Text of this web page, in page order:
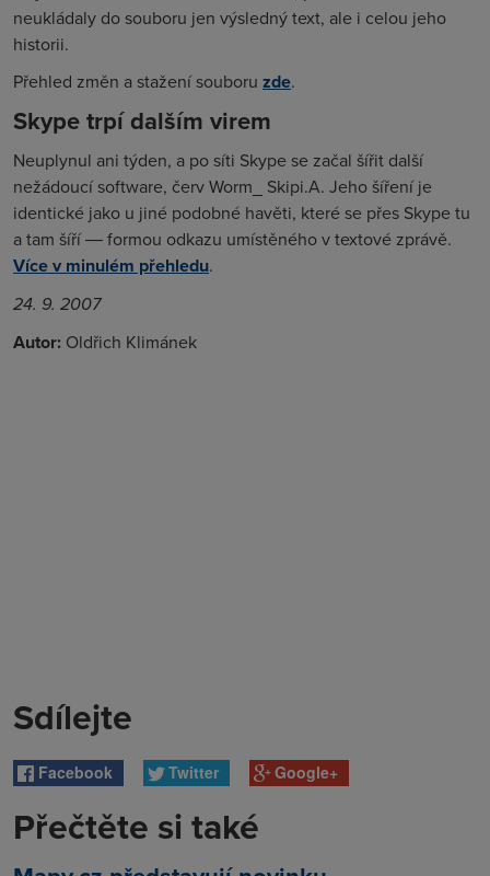
neukládaly do souboru jen výsledný text, ale i celou jeho
historii.
Přehled změn a stažení souboru zde.
Skype trpí dalším virem
Neuplynul ani týden, a po síti Skype se začal šířit další
nežádoucí software, červ Worm_ Skipi.A. Jeho šíření je
identické jako u jiné podobné havěti, které se přes Skype tu
a tam šíří ― formou odkazu umístěného v textové zprávě.
Více v minulém přehledu.
24. 9. 2007
Autor: Oldřich Klimánek
Sdílejte
Facebook Twitter Google+
Přečtěte si také